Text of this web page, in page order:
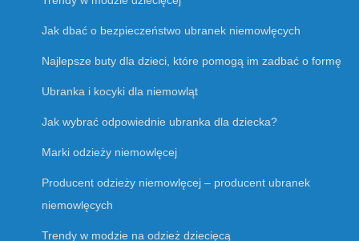
Jak dbać o bezpieczeństwo ubranek niemowlęcych
Najlepsze buty dla dzieci, które pomogą im zadbać o formę
Ubranka i kocyki dla niemowląt
Jak wybrać odpowiednie ubranka dla dziecka?
Marki odzieży niemowlęcej
Producent odzieży niemowlęcej – producent ubranek
niemowlęcych
Trendy w modzie na odzież dziecięcą